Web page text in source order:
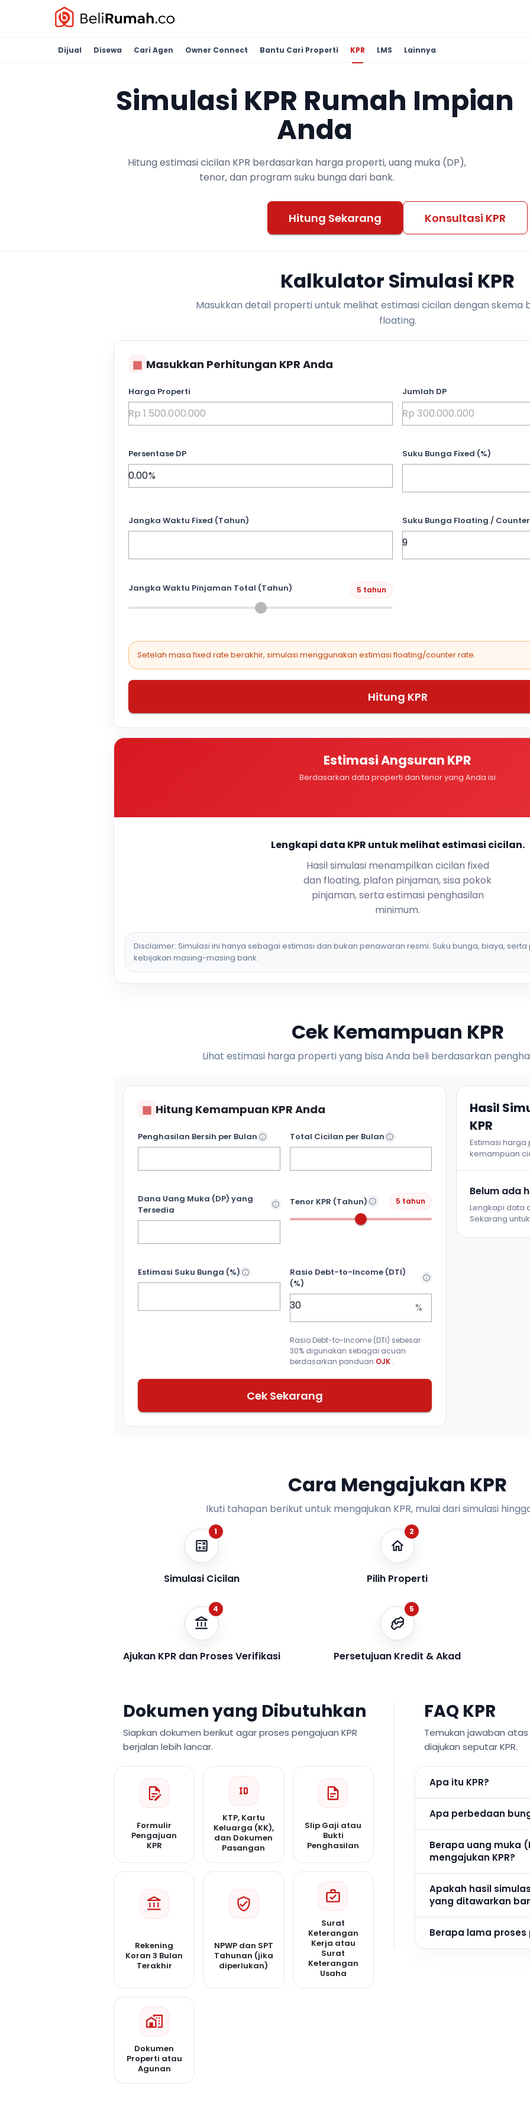
Dijual Disewa Cari Agen Owner Connect Bantu Cari Properti KPR LMS Lainnya
Simulasi KPR Rumah Impian
Anda
Hitung estimasi cicilan KPR berdasarkan harga properti, uang muka (DP),
tenor, dan program suku bunga dari bank.
Hitung Sekarang Konsultasi KPR
Kalkulator Simulasi KPR
Masukkan detail properti untuk melihat estimasi cicilan dengan skema
floating.
▦ Masukkan Perhitungan KPR Anda
Harga Properti Jumlah DP
Persentase DP Suku Bunga Fixed (%)
Jangka Waktu Fixed (Tahun) Suku Bunga Floating /
Jangka Waktu Pinjaman Total (Tahun) 5 tahun
Setelah masa fixed rate berakhir, simulasi menggunakan estimasi floating/counter rate.
Hitung KPR
Estimasi Angsuran KPR
Berdasarkan data properti dan tenor yang Anda isi
Lengkapi data KPR untuk melihat estimasi cicilan.
Hasil simulasi menampilkan cicilan fixed
dan floating, plafon pinjaman, sisa pokok
pinjaman, serta estimasi penghasilan
minimum.
Disclaimer: Simulasi ini hanya sebagai estimasi dan bukan penawaran resmi. Suku bunga, biaya,
kebijakan masing-masing bank.
Cek Kemampuan KPR
Lihat estimasi harga properti yang bisa Anda beli berdasarkan
▦ Hitung Kemampuan KPR Anda
Penghasilan Bersih per Bulan Total Cicilan per Bulan
Dana Uang Muka (DP) yang
Tersedia
Tenor KPR (Tahun) 5 tahun
Estimasi Suku Bunga (%)
Rasio Debt-to-Income (DTI)
(%)
%
Rasio Debt-to-Income (DTI) sebesar
30% digunakan sebagai acuan
berdasarkan panduan OJK .
Cek Sekarang
Hasil
KPR
Estimasi
kemampuan
Belum ada
Lengkapi data
Sekarang
Cara Mengajukan KPR
Ikuti tahapan berikut untuk mengajukan KPR, mulai dari simulasi
1
Simulasi Cicilan
2
Pilih Properti
4
Ajukan KPR dan Proses Verifikasi
5
Persetujuan Kredit & Akad
Dokumen yang Dibutuhkan
Siapkan dokumen berikut agar proses pengajuan KPR
berjalan lebih lancar.
Formulir
Pengajuan
KPR
KTP, Kartu
Keluarga (KK),
dan Dokumen
Pasangan
Slip Gaji atau
Bukti
Penghasilan
Rekening
Koran 3 Bulan
Terakhir
NPWP dan SPT
Tahunan (jika
diperlukan)
Surat
Keterangan
Kerja atau
Surat
Keterangan
Usaha
Dokumen
Properti atau
Agunan
FAQ KPR
Temukan jawaban
diajukan seputar KPR.
Apa itu KPR?
Apa perbedaan
Berapa uang muka
mengajukan KPR?
Apakah hasil
yang ditawarkan
Berapa lama proses